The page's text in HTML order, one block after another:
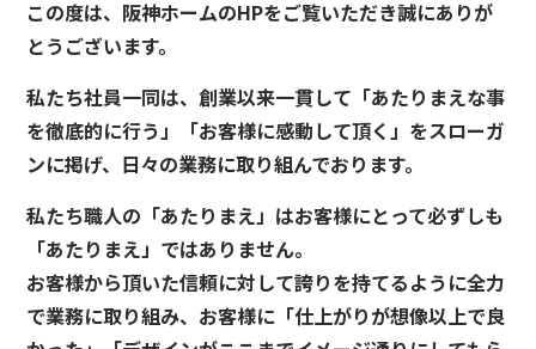
この度は、阪神ホームのHPをご覧いただき誠にありが
とうございます。
私たち社員一同は、創業以来一貫して「あたりまえな事
を徹底的に行う」「お客様に感動して頂く」をスローガ
ンに掲げ、日々の業務に取り組んでおります。
私たち職人の「あたりまえ」はお客様にとって必ずしも
「あたりまえ」ではありません。
お客様から頂いた信頼に対して誇りを持てるように全力
で業務に取り組み、お客様に「仕上がりが想像以上で良